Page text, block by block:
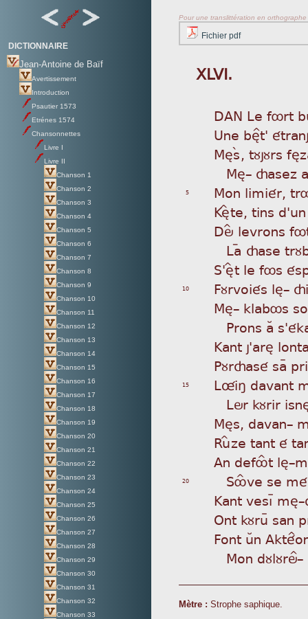
DICTIONNAIRE
Jean-Antoine de Baïf
Avertissement
Introduction
Psautier 1573
Etrénes 1574
Chansonnettes
Livre I
Livre II
Chanson 1
Chanson 2
Chanson 3
Chanson 4
Chanson 5
Chanson 6
Chanson 7
Chanson 8
Chanson 9
Chanson 10
Chanson 11
Chanson 12
Chanson 13
Chanson 14
Chanson 15
Chanson 16
Chanson 17
Chanson 18
Chanson 19
Chanson 20
Chanson 21
Chanson 22
Chanson 23
Chanson 24
Chanson 25
Chanson 26
Chanson 27
Chanson 28
Chanson 29
Chanson 30
Chanson 31
Chanson 32
Chanson 33
Pour une translittération en
Fichier pdf
XLVI.
DAN Le fôrt
Une bè^t'
Mèsá, tùjùrs
Mè_ çasez
5 Mon limiér,
KèÎte, tins
Dö Î levrons
Laý çase
S'èÎt le fôs
10 Fùrvoiés lè_
Mè_ klabôs
Prons aÂ
Kant j'arè
Pùrçasé saÿ
15 Lûiñ davant
Lör kùrir
Mès, davan_
RuÎze tant é
An defôÎt
20 SôÎve se
Kant vesìþ
Ont kùruÿ
Font uÂn
Mon
Mètre : Strophe saphique.